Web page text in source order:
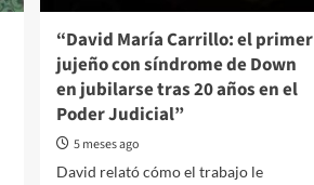
“David María Carrillo: el primer
jujeño con síndrome de Down
en jubilarse tras 20 años en el
Poder Judicial”
5 meses ago
David relató cómo el trabajo le